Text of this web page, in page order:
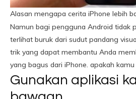
Alasan mengapa cerita iPhone lebih
Namun bagi pengguna Android tidak
terlihat buruk dari sudut pandang
trik yang dapat membantu Anda
yang bagus dari iPhone. apakah
Gunakan aplikasi